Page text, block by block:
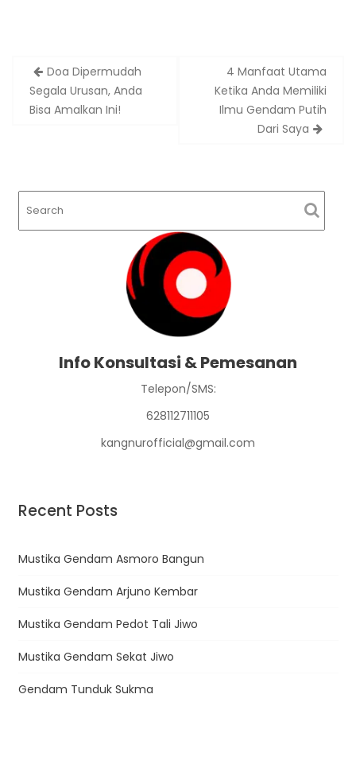
Post
navigation
Doa Dipermudah
Segala Urusan, Anda
Bisa Amalkan Ini!
4 Manfaat Utama
Ketika Anda Memiliki
Ilmu Gendam Putih
Dari Saya
Info Konsultasi & Pemesanan
Telepon/SMS:
628112711105
kangnurofficial@gmail.com
Recent Posts
Mustika Gendam Asmoro Bangun
Mustika Gendam Arjuno Kembar
Mustika Gendam Pedot Tali Jiwo
Mustika Gendam Sekat Jiwo
Gendam Tunduk Sukma